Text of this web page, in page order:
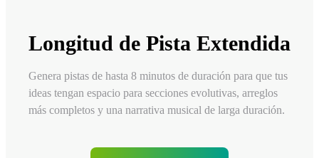
Longitud de Pista Extendida
Genera pistas de hasta 8 minutos de duración para que tus
ideas tengan espacio para secciones evolutivas, arreglos
más completos y una narrativa musical de larga duración.